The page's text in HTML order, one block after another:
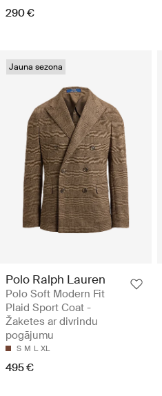
290 €
Jauna sezona
Polo Ralph Lauren
Polo Soft Modern Fit
Plaid Sport Coat -
Žaketes ar divrindu
pogājumu
S M L XL
495 €